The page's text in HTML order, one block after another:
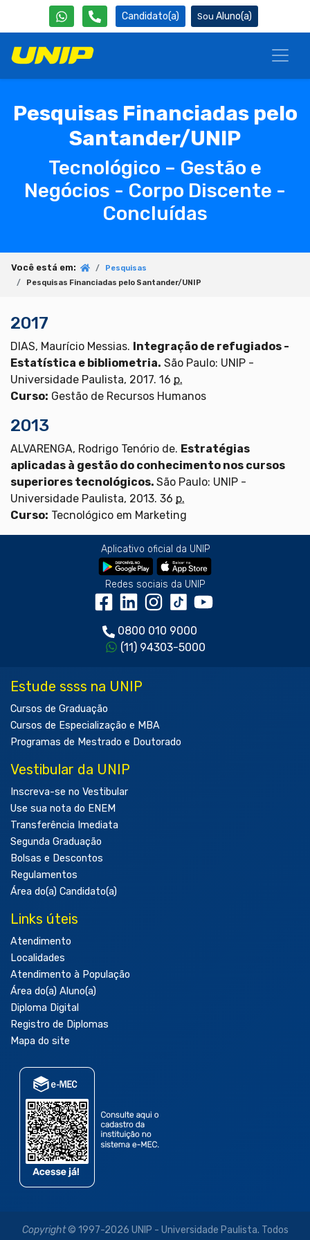
Candidato(a) Aluno(a)
Pesquisas Financiadas pelo
Santander/UNIP
Tecnológico – Gestão e
Negócios - Corpo Discente -
Concluídas
Você está em:
Pesquisas
Pesquisas Financiadas pelo Santander/UNIP
2017
DIAS, Maurício Messias. Integração de refugiados -
Estatística e bibliometria. São Paulo: UNIP -
Universidade Paulista, 2017. 16 p.
Curso: Gestão de Recursos Humanos
2013
ALVARENGA, Rodrigo Tenório de. Estratégias
aplicadas à gestão do conhecimento nos cursos
superiores tecnológicos. São Paulo: UNIP -
Universidade Paulista, 2013. 36 p.
Curso: Tecnológico em Marketing
Aplicativo oficial da UNIP
Redes sociais da UNIP
0800 010 9000
(11) 94303-5000
Estude ssss na UNIP
Cursos de Graduação
Cursos de Especialização e MBA
Programas de Mestrado e Doutorado
Vestibular da UNIP
Inscreva-se no Vestibular
Use sua nota do ENEM
Transferência Imediata
Segunda Graduação
Bolsas e Descontos
Regulamentos
Área do(a) Candidato(a)
Links úteis
Atendimento
Localidades
Atendimento à População
Área do(a) Aluno(a)
Diploma Digital
Registro de Diplomas
Mapa do site
Copyright© 1997-2026 UNIP - Universidade Paulista. Todos